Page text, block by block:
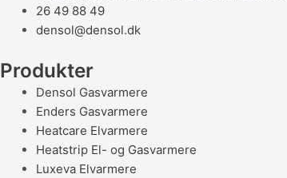
26 49 88 49
densol@densol.dk
Produkter
Densol Gasvarmere
Enders Gasvarmere
Heatcare Elvarmere
Heatstrip El- og Gasvarmere
Luxeva Elvarmere